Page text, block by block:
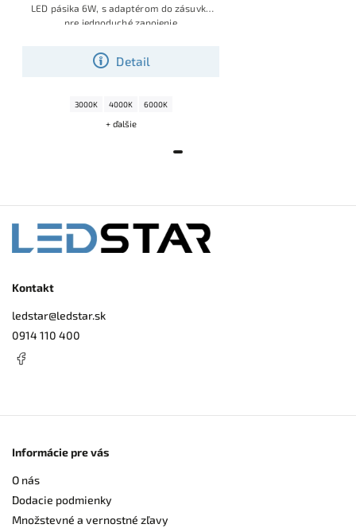
Detail
LED pásika 6W, s adaptérom do zásuvky
pre jednoduché zapojenie
3000K 4000K 6000K
+ ďalšie
Kontakt
ledstar@ledstar.sk
0914 110 400
Informácie pre vás
O nás
Dodacie podmienky
Množstevné a vernostné zľavy